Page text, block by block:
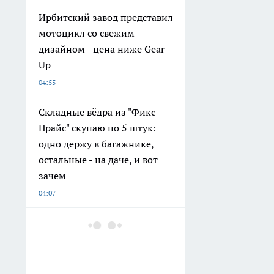
Ирбитский завод представил
мотоцикл со свежим
дизайном - цена ниже Gear
Up
04:55
Складные вёдра из "Фикс
Прайс" скупаю по 5 штук:
одно держу в багажнике,
остальные - на даче, и вот
зачем
04:07
Розетки будут белее снега: